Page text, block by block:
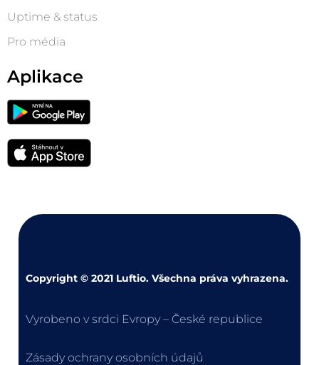
Uptime & status
Pro média
Aplikace
Copyright © 2021 Luftio. Všechna práva vyhrazena.
Vyrobeno v srdci Evropy – České republice
Zásady ochrany osobních údajů